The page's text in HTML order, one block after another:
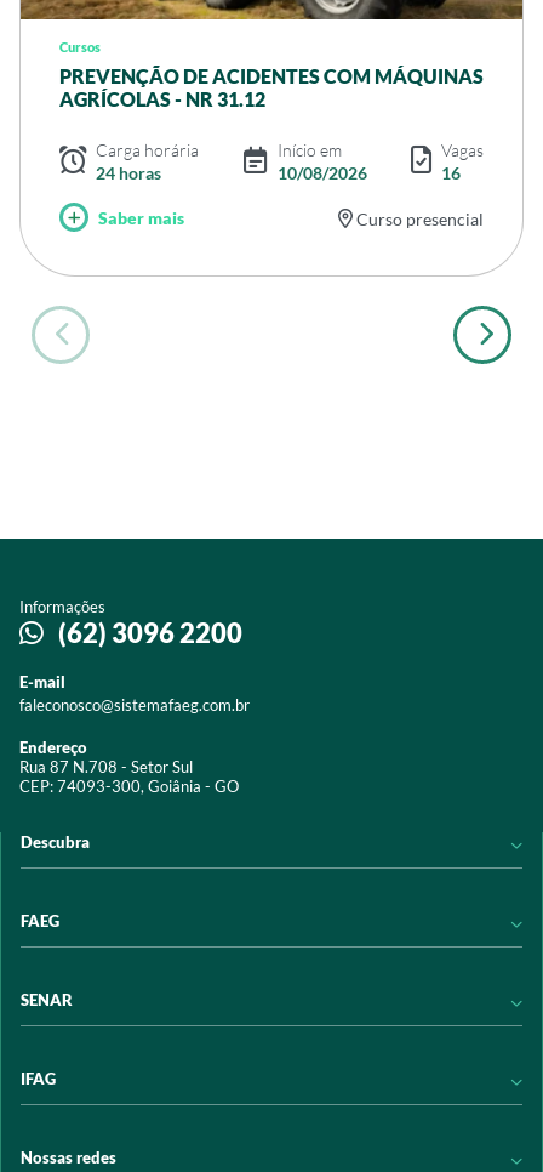
Cursos
PREVENÇÃO DE ACIDENTES COM MÁQUINAS
AGRÍCOLAS - NR 31.12
Carga horária
24 horas
Início em
10/08/2026
Vagas
16
Saber mais Curso presencial
Informações
(62) 3096 2200
E-mail
faleconosco@sistemafaeg.com.br
Endereço
Rua 87 N.708 - Setor Sul
CEP: 74093-300, Goiânia - GO
Descubra
Acervo digital
Programas e Serviços
Trabalhe conosco
FAEG
Transparência
SENAR
Transparência
IFAG
Nossas redes